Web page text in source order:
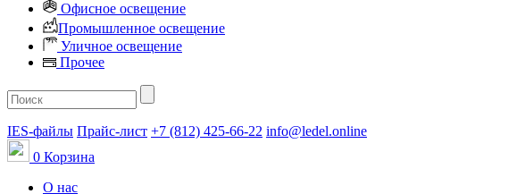
Офисное освещение
Промышленное освещение
Уличное освещение
Прочее
IES-файлы Прайс-лист +7 (812) 425-66-22 info@ledel.online
0 Корзина
О нас